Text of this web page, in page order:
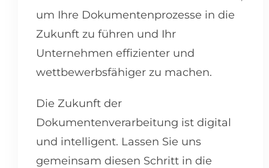
um Ihre Dokumentenprozesse in die
Zukunft zu führen und Ihr
Unternehmen effizienter und
wettbewerbsfähiger zu machen.
Die Zukunft der
Dokumentenverarbeitung ist digital
und intelligent. Lassen Sie uns
gemeinsam diesen Schritt in die